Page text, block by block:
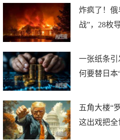
炸疯了！俄
战”，28枚
一张纸条引
何要替日本
五角大楼“
这出戏把全